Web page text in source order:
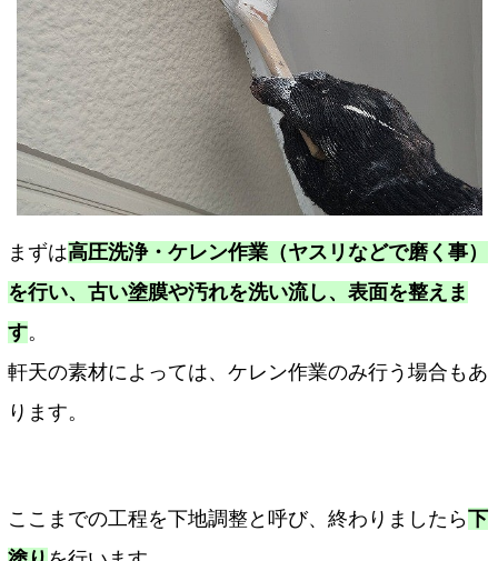
まずは高圧洗浄・ケレン作業（ヤスリなどで磨く事）
を行い、古い塗膜や汚れを洗い流し、表面を整えま
す。
軒天の素材によっては、ケレン作業のみ行う場合もあ
ります。
ここまでの工程を下地調整と呼び、終わりましたら下